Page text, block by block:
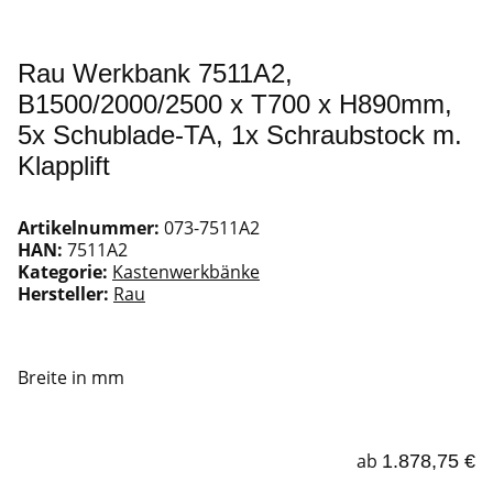
Rau Werkbank 7511A2,
B1500/2000/2500 x T700 x H890mm,
5x Schublade-TA, 1x Schraubstock m.
Klapplift
Artikelnummer: 073-7511A2
HAN: 7511A2
Kategorie: Kastenwerkbänke
Hersteller: Rau
Breite in mm
ab 1.878,75 €